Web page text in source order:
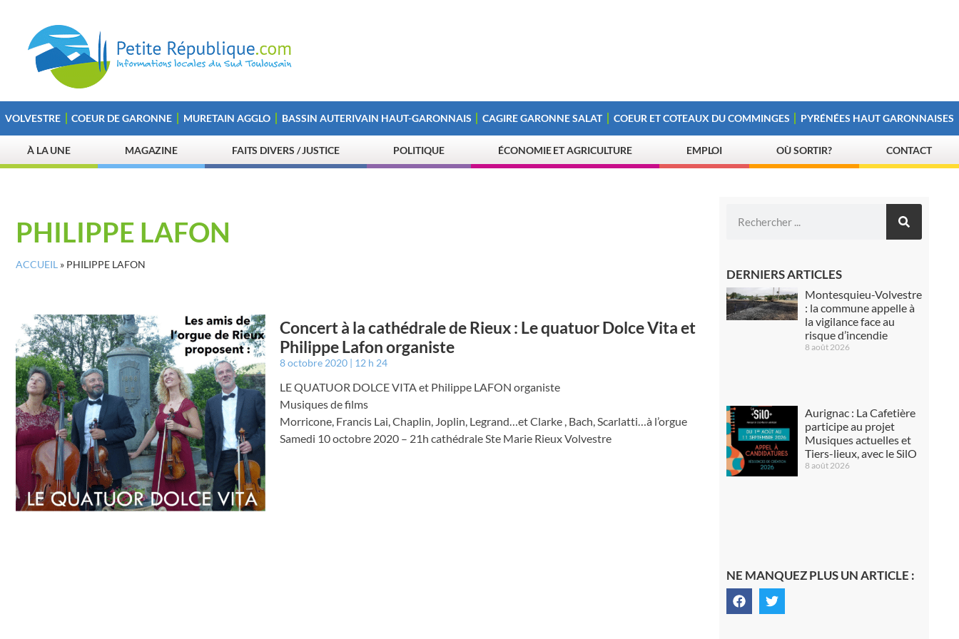
VOLVESTRE COEUR DE GARONNE MURETAIN AGGLO BASSIN AUTERIVAIN HAUT-GARONNAIS CAGIRE GARONNE SALAT COEUR ET COTEAUX DU COMMINGES PYRÉNÉES HAUT GARONNAISES
À LA UNE MAGAZINE FAITS DIVERS / JUSTICE POLITIQUE ÉCONOMIE ET AGRICULTURE EMPLOI OÙ SORTIR? CONTACT
PHILIPPE LAFON
ACCUEIL » PHILIPPE LAFON
Concert à la cathédrale de Rieux : Le quatuor Dolce Vita et
Philippe Lafon organiste
8 octobre 2020 12 h 24
LE QUATUOR DOLCE VITA et Philippe LAFON organiste
Musiques de films
Morricone, Francis Lai, Chaplin, Joplin, Legrand…et Clarke , Bach, Scarlatti…à l’orgue
Samedi 10 octobre 2020 – 21h cathédrale Ste Marie Rieux Volvestre
DERNIERS ARTICLES
Montesquieu-Volvestre
: la commune appelle à
la vigilance face au
risque d’incendie
8 août 2026
Aurignac : La Cafetière
participe au projet
Musiques actuelles et
Tiers-lieux, avec le SilO
8 août 2026
NE MANQUEZ PLUS UN ARTICLE :